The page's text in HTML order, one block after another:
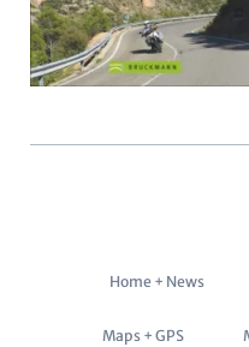
Navigation
Home + News
Maps + GPS